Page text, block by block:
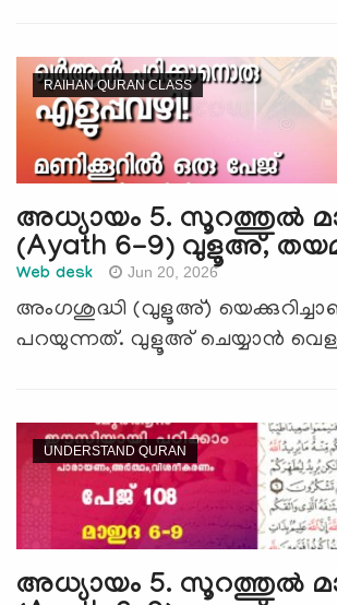
RAIHAN QURAN CLASS
അധ്യായം 5. സൂറത്തുല്‍
(Ayath 6-9) വുളൂഅ്,
Web desk Jun 20, 2026
അംഗശുദ്ധി (വുളൂഅ്)
പറയുന്നത്. വുളൂഅ് ചെയ്യാന്‍
UNDERSTAND QURAN
അധ്യായം 5. സൂറത്തുല്‍